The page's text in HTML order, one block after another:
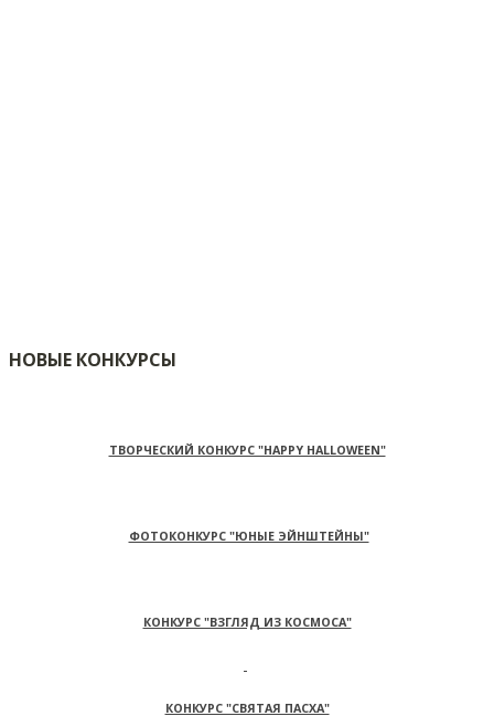
НОВЫЕ КОНКУРСЫ
ТВОРЧЕСКИЙ КОНКУРС "HAPPY HALLOWEEN"
ФОТОКОНКУРС "ЮНЫЕ ЭЙНШТЕЙНЫ"
КОНКУРС "ВЗГЛЯД ИЗ КОСМОСА"
КОНКУРС "СВЯТАЯ ПАСХА"